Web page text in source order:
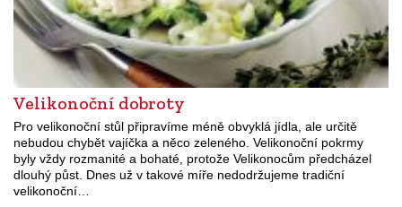
Velikonoční dobroty
Pro velikonoční stůl připravíme méně obvyklá jídla, ale určitě
nebudou chybět vajíčka a něco zeleného. Velikonoční pokrmy
byly vždy rozmanité a bohaté, protože Velikonocům předcházel
dlouhý půst. Dnes už v takové míře nedodržujeme tradiční
velikonoční…